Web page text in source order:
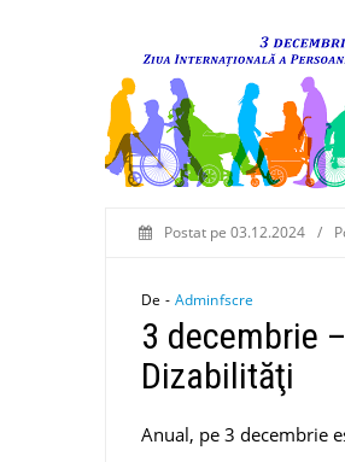
Postat pe 03.12.2024 /
De - Adminfscre
3 decembrie
Dizabilităţi
Anual, pe 3 decembrie